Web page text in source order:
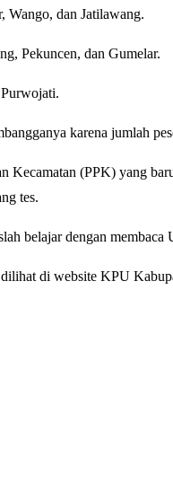
Wango, dan Jatilawang.
Pekuncen, dan Gumelar.
karena jumlah
Kecamatan (PPK) yang
tes.
belajar dengan
di website KPU